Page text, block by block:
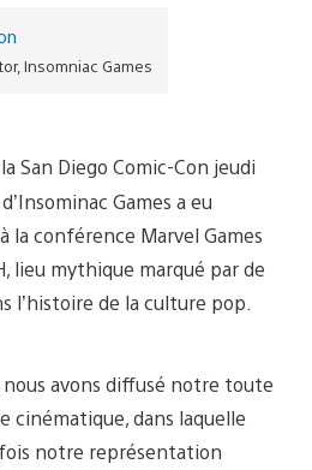
Insomniac Games
San Diego Comic-Con jeudi
Games a eu
la conférence Marvel Games
lieu mythique marqué par de
l’histoire de la culture pop.
avons diffusé notre toute
cinématique, dans laquelle
notre représentation